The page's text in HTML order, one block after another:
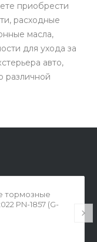
приобрести
расходные
масла,
для ухода за
авто,
различной
тормозные
PN-1857 (G-